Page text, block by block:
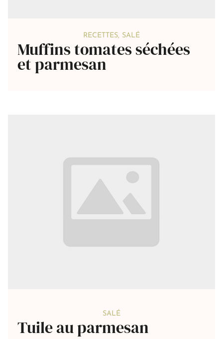
RECETTES, SALÉ
Muffins tomates séchées
et parmesan
SALÉ
Tuile au parmesan